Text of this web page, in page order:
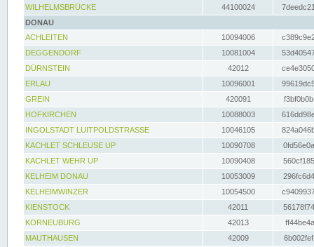
WILHELMSBRÜCKE
44100024
DONAU
ACHLEITEN
10094006
DEGGENDORF
10081004
DÜRNSTEIN
42012
ERLAU
10096001
GREIN
420091
HOFKIRCHEN
10088003
INGOLSTADT LUITPOLDSTRASSE
10046105
KACHLET SCHLEUSE UP
10090708
KACHLET WEHR UP
10090408
KELHEIM DONAU
10053009
KELHEIMWINZER
10054500
KIENSTOCK
42011
KORNEUBURG
42013
MAUTHAUSEN
42009